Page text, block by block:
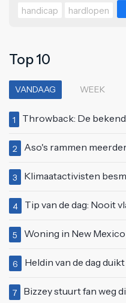
handicap
hardlopen
Top 10
VANDAAG WEEK
1 Throwback: De bekende "Buurman,
2 Aso's rammen meerdere keren de
3 Klimaatactivisten besmeuren
4 Tip van de dag: Nooit
5 Woning in New Mexico
6 Heldin van de dag duikt riool in
7 Bizzey stuurt fan weg die niet